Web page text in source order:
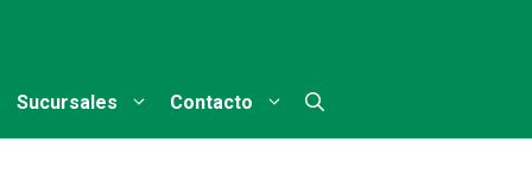
Sucursales Contacto